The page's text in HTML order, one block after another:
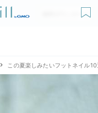
無料ダウンロード
この夏楽しみたいフットネイル